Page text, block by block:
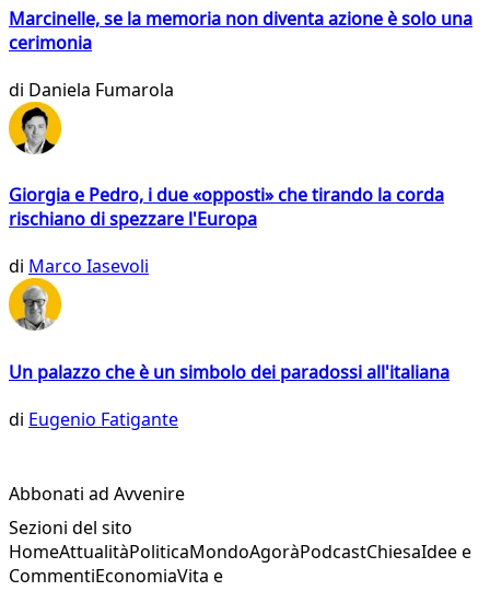
Marcinelle, se la memoria non diventa azione è solo una
cerimonia
di Daniela Fumarola
Giorgia e Pedro, i due «opposti» che tirando la corda
rischiano di spezzare l'Europa
di Marco Iasevoli
Un palazzo che è un simbolo dei paradossi all'italiana
di Eugenio Fatigante
Abbonati ad Avvenire
Sezioni del sito
HomeAttualitàPoliticaMondoAgoràPodcastChiesaIdee e
CommentiEconomiaVita e